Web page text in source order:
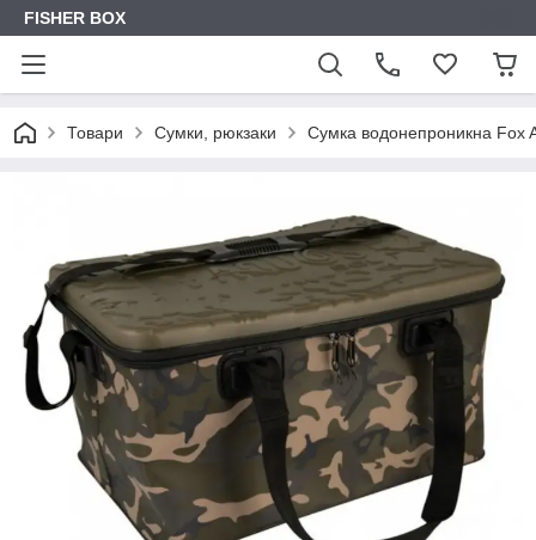
FISHER BOX
Товари Сумки, рюкзаки Сумка водонепроникна Fox